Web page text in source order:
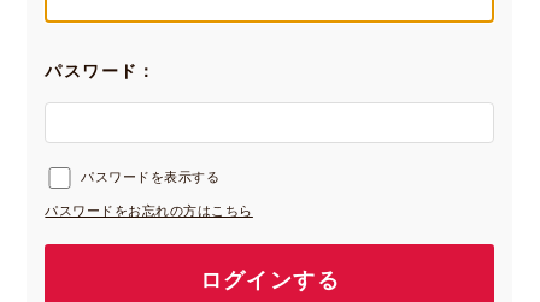
パスワード：
パスワードを表示する
パスワードをお忘れの方はこちら